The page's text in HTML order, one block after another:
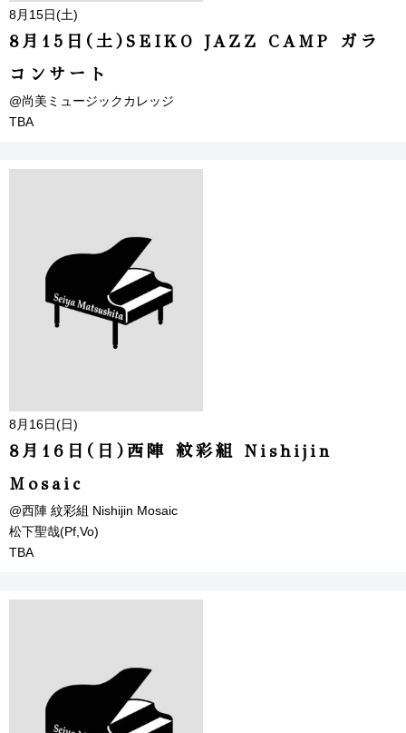
8月15日(土)
8月15日(土)SEIKO JAZZ CAMP ガラ
コンサート
@尚美ミュージックカレッジ
TBA
8月16日(日)
8月16日(日)西陣 紋彩組 Nishijin
Mosaic
@西陣 紋彩組 Nishijin Mosaic
松下聖哉(Pf,Vo)
TBA